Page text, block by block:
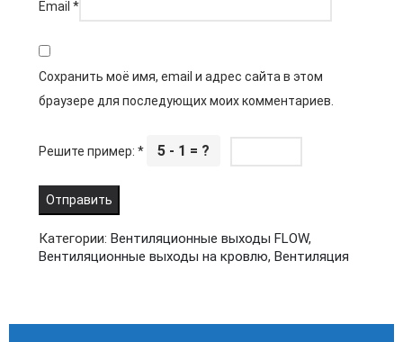
Email *
Сохранить моё имя, email и адрес сайта в этом
браузере для последующих моих комментариев.
Решите пример: * 5 - 1 = ?
Категории: Вентиляционные выходы FLOW,
Вентиляционные выходы на кровлю, Вентиляция